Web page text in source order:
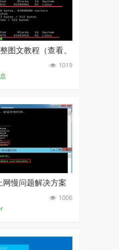
图文教程（查看、
1019
慢问题解决方案
1006